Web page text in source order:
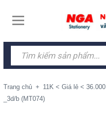
Trang chủ + 11K < Giá lẻ < 36.000
_3d/b (MT074)